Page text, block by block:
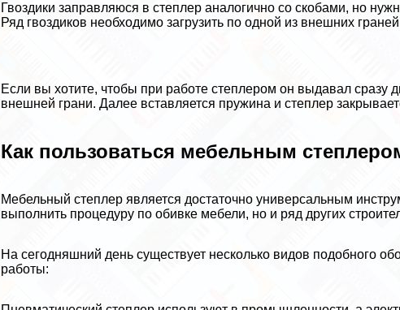
Гвоздики заправляюся в степлер аналогично со скобами, но
Ряд гвоздиков необходимо загрузить по одной из внешних
Если вы хотите, чтобы при работе степлером он выдавал сразу
внешней грани. Далее вставляется пружина и степлер
Как пользоваться мебельным
Мебельный степлер является достаточно универсальным
выполнить процедуру по обивке мебели, но и ряд других
На сегодняшний день существует несколько видов подобного
работы: